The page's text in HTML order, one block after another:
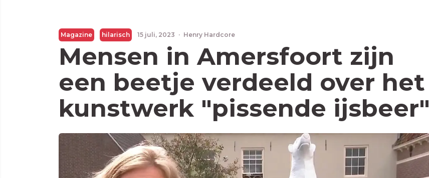
Magazine hilarisch 15 juli, 2023 · Henry Hardcore
Mensen in Amersfoort zijn
een beetje verdeeld over het
kunstwerk "pissende ijsbeer"